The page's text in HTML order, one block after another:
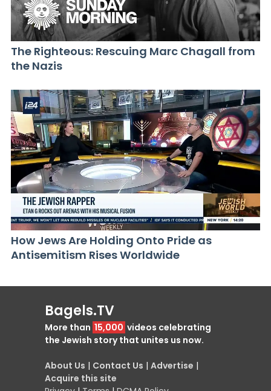
The Righteous: Rescuing Marc Chagall from
the Nazis
How Jews Are Holding Onto Pride as
Antisemitism Rises Worldwide
Bagels.TV
More than 15,000 videos celebrating
the Jewish story that unites us now.
About Us | Contact Us | Advertise |
Acquire this site